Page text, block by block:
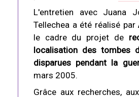
L'entretien avec Juana
Tellechea a été réalisé par
le cadre du projet de
localisation des tombes
disparues pendant la
mars 2005.
Grâce aux recherches,